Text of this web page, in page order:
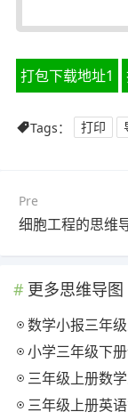
打包下载地址1
Tags： 打印
Pre
更多思维导图
数学小报三年
小学三年级下
三年级上册数
三年级上册英